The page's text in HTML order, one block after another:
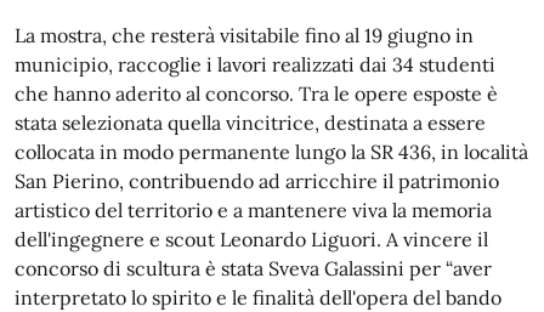
La mostra, che resterà visitabile fino al 19 giugno in
municipio, raccoglie i lavori realizzati dai 34 studenti
che hanno aderito al concorso. Tra le opere esposte è
stata selezionata quella vincitrice, destinata a essere
collocata in modo permanente lungo la SR 436, in località
San Pierino, contribuendo ad arricchire il patrimonio
artistico del territorio e a mantenere viva la memoria
dell'ingegnere e scout Leonardo Liguori. A vincere il
concorso di scultura è stata Sveva Galassini per “aver
interpretato lo spirito e le finalità dell'opera del bando